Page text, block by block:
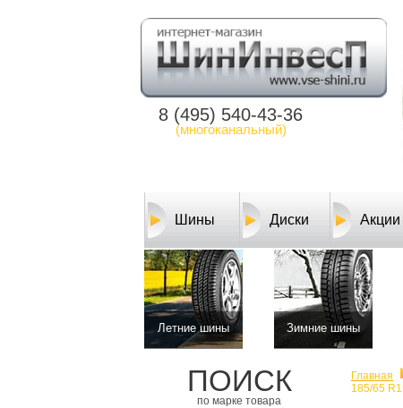
8 (495) 540-43-36
(многоканальный)
Шины Диски Акции
Летние шины Зимние шины
ПОИСК
по марке товара
Главная
185/65